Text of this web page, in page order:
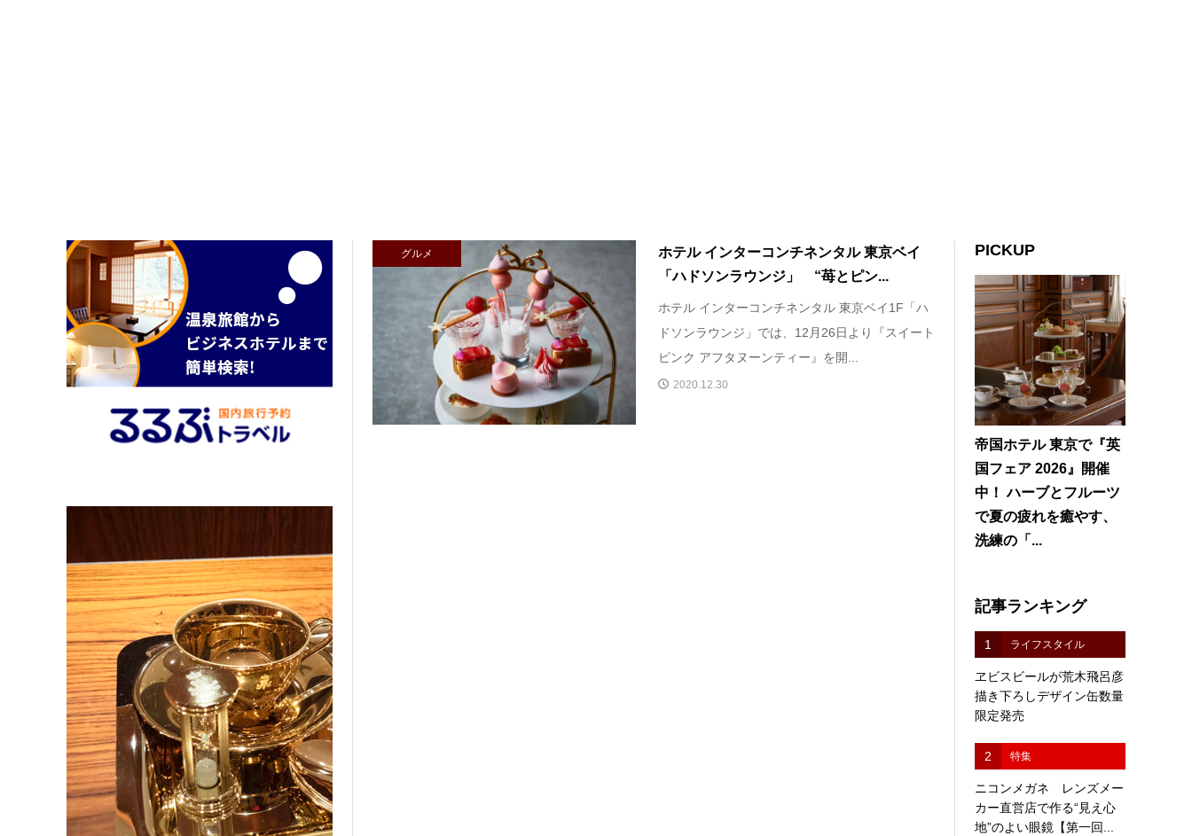
グルメ
ホテル インターコンチネンタル 東京ベイ
「ハドソンラウンジ」 “苺とピン...
ホテル インターコンチネンタル 東京ベイ1F「ハ
ドソンラウンジ」では、12月26日より『スイート
ピンク アフタヌーンティー』を開...
2020.12.30
PICKUP
帝国ホテル 東京で『英
国フェア 2026』開催
中！ ハーブとフルーツ
で夏の疲れを癒やす、
洗練の「...
記事ランキング
1 ライフスタイル
ヱビスビールが荒木飛呂彦
描き下ろしデザイン缶数量
限定発売
2 特集
ニコンメガネ レンズメー
カー直営店で作る“見え心
地”のよい眼鏡【第一回...